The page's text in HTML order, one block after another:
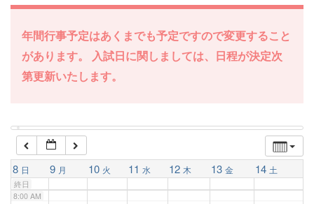
年間行事予定はあくまでも予定ですので変更すること
があります。 入試日に関しましては、日程が決定次
第更新いたします。
8 日 9 月 10 火 11 水 12 木 13 金 14 土
終日
4:00 AM
5:00 AM
7:00 AM
8:00 AM